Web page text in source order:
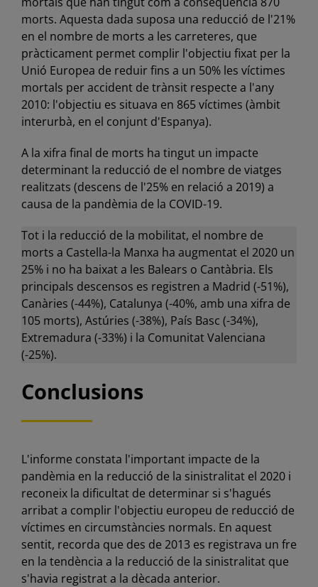
morts. Aquesta dada suposa una reducció de l'21%
en el nombre de morts a les carreteres, que
pràcticament permet complir l'objectiu fixat per la
Unió Europea de reduir fins a un 50% les víctimes
mortals per accident de trànsit respecte a l'any
2010: l'objectiu es situava en 865 víctimes (àmbit
interurbà, en el conjunt d'Espanya).
A la xifra final de morts ha tingut un impacte
determinant la reducció de el nombre de viatges
realitzats (descens de l'25% en relació a 2019) a
causa de la pandèmia de la COVID-19.
Tot i la reducció de la mobilitat, el nombre de
morts a Castella-la Manxa ha augmentat el 2020 un
25% i no ha baixat a les Balears o Cantàbria. Els
principals descensos es registren a Madrid (-51%),
Canàries (-44%), Catalunya (-40%, amb una xifra de
105 morts), Astúries (-38%), País Basc (-34%),
Extremadura (-33%) i la Comunitat Valenciana
(-25%).
Conclusions
L'informe constata l'important impacte de la
pandèmia en la reducció de la sinistralitat el 2020 i
reconeix la dificultat de determinar si s'hagués
arribat a complir l'objectiu europeu de reducció de
víctimes en circumstàncies normals. En aquest
sentit, recorda que des de 2013 es registrava un fre
en la tendència a la reducció de la sinistralitat que
s'havia registrat a la dècada anterior.